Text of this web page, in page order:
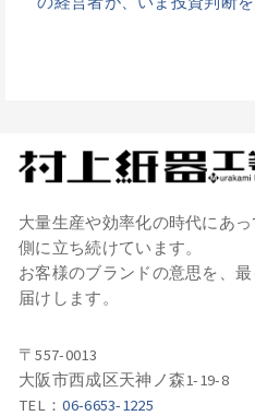
大量生産や効率化の時代にあ
側に立ち続けています。
お客様のブランドの意思を、
届けします。
〒557-0013
大阪市西成区天神ノ森1-19-8
TEL：06-6653-1225